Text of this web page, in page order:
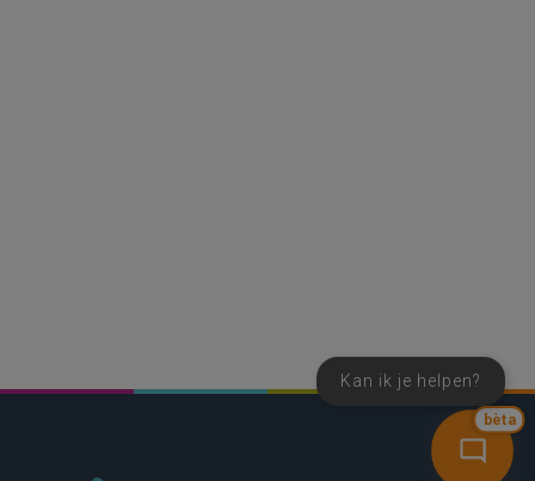
bèta
Kan ik je helpen?